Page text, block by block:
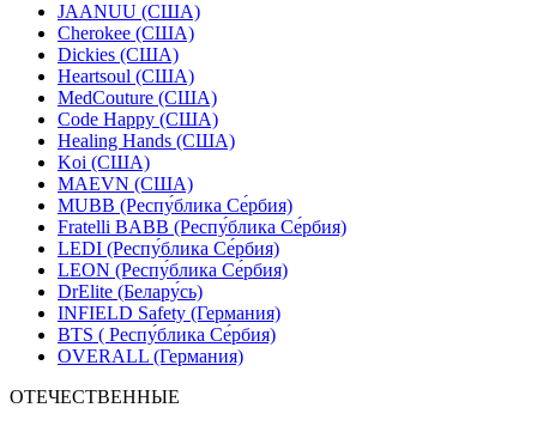
JAANUU (США)
Cherokee (США)
Dickies (США)
Heartsoul (США)
MedCouture (США)
Code Happy (США)
Healing Hands (США)
Koi (США)
MAEVN (США)
MUBB (Респу́блика Се́рбия)
Fratelli BABB (Респу́блика Се́рбия)
LEDI (Респу́блика Се́рбия)
LEON (Респу́блика Се́рбия)
DrElite (Белару́сь)
INFIELD Safety (Германия)
BTS ( Респу́блика Се́рбия)
OVERALL (Германия)
ОТЕЧЕСТВЕННЫЕ